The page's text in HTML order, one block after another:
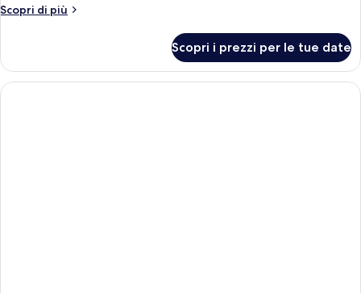
letto
mare
Scopri di più
Altri
Superior,
letto
Scopri i prezzi per le tue date